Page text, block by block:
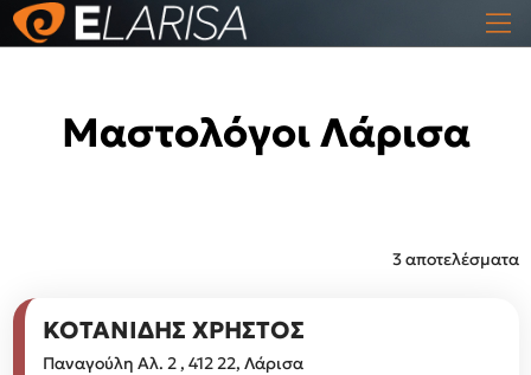
Μαστολόγοι Λάρισα
3 αποτελέσματα
ΚΟΤΑΝΙΔΗΣ ΧΡΗΣΤΟΣ
Παναγούλη Αλ. 2 , 412 22, Λάρισα